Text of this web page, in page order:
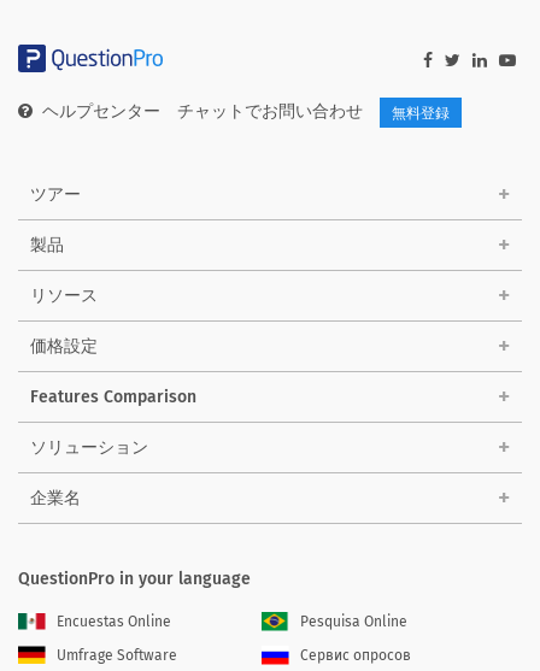
ヘルプセンター チャットでお問い合わせ 無料登録
ツアー
製品
リソース
価格設定
Features Comparison
ソリューション
企業名
QuestionPro in your language
Encuestas Online
Pesquisa Online
Umfrage Software
Сервис опросов